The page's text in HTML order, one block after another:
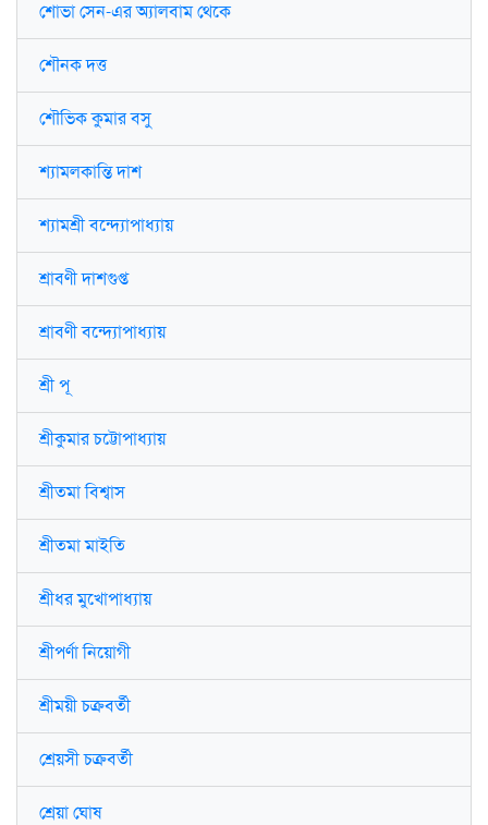
শোভা সেন-এর অ্যালবাম থেকে
শৌনক দত্ত
শৌভিক কুমার বসু
শ্যামলকান্তি দাশ
শ্যামশ্রী বন্দ্যোপাধ্যায়
শ্রাবণী দাশগুপ্ত
শ্রাবণী বন্দ্যোপাধ্যায়
শ্রী পূ
শ্রীকুমার চট্টোপাধ্যায়
শ্রীতমা বিশ্বাস
শ্রীতমা মাইতি
শ্রীধর মুখোপাধ্যায়
শ্রীপর্ণা নিয়োগী
শ্রীময়ী চক্রবর্তী
শ্রেয়সী চক্রবর্তী
শ্রেয়া ঘোষ